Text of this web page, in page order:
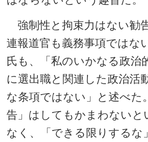
強制性と拘束力はない勧
連報道官も義務事項ではな
氏も、「私のいかなる政治
に選出職と関連した政治活
な条項ではない」と述べた
告」はしてもかまわないと
なく、「できる限りするな